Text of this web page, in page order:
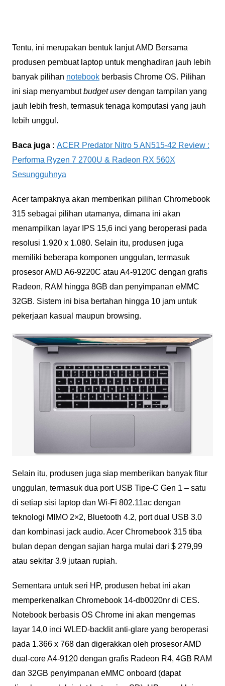
Tentu, ini merupakan bentuk lanjut AMD Bersama
produsen pembuat laptop untuk menghadiran jauh lebih
banyak pilihan notebookberbasis Chrome OS. Pilihan
ini siap menyambutbudget userdengan tampilan yang
jauh lebih fresh, termasuk tenaga komputasi yang jauh
lebih unggul.
Baca juga : ACER Predator Nitro 5 AN515-42 Review :
Performa Ryzen 7 2700U & Radeon RX 560X
Sesungguhnya
Acer tampaknya akan memberikan pilihan Chromebook
315 sebagai pilihan utamanya, dimana ini akan
menampilkan layar IPS 15,6 inci yang beroperasi pada
resolusi 1.920 x 1.080. Selain itu, produsen juga
memiliki beberapa komponen unggulan, termasuk
prosesor AMD A6-9220C atau A4-9120C dengan grafis
Radeon, RAM hingga 8GB dan penyimpanan eMMC
32GB. Sistem ini bisa bertahan hingga 10 jam untuk
pekerjaan kasual maupun browsing.
Selain itu, produsen juga siap memberikan banyak fitur
unggulan, termasuk dua port USB Tipe-C Gen 1 – satu
di setiap sisi laptop dan Wi-Fi 802.11ac dengan
teknologi MIMO 2×2, Bluetooth 4.2, port dual USB 3.0
dan kombinasi jack audio. Acer Chromebook 315 tiba
bulan depan dengan sajian harga mulai dari $ 279,99
atau sekitar 3.9 jutaan rupiah.
Sementara untuk seri HP, produsen hebat ini akan
memperkenalkan Chromebook 14-db0020nr di CES.
Notebook berbasis OS Chrome ini akan mengemas
layar 14,0 inci WLED-backlit anti-glare yang beroperasi
pada 1.366 x 768 dan digerakkan oleh prosesor AMD
dual-core A4-9120 dengan grafis Radeon R4, 4GB RAM
dan 32GB penyimpanan eMMC onboard (dapat